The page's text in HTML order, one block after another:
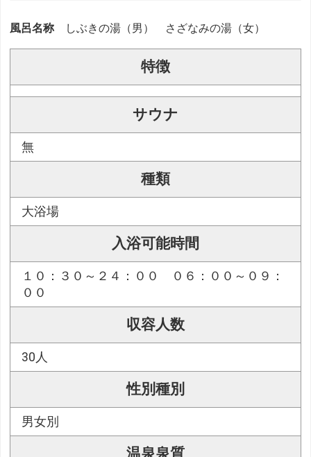
風呂名称 しぶきの湯（男） さざなみの湯（女）
特徴
サウナ
無
種類
大浴場
入浴可能時間
１０：３０～２４：００ ０６：００～０９：
００
収容人数
30人
性別種別
男女別
温泉泉質